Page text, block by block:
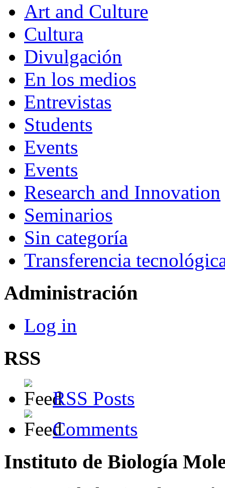
Art and Culture
Cultura
Divulgación
En los medios
Entrevistas
Students
Events
Events
Research and Innovation
Seminarios
Sin categoría
Transferencia
Administración
Log in
RSS
RSS Posts
Comments
Instituto de Biología